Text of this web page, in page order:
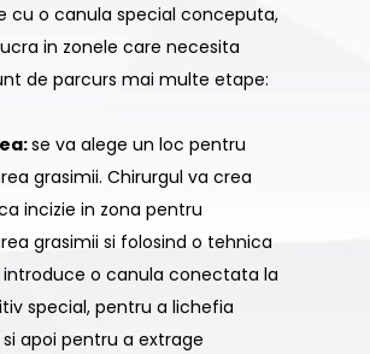
cu o canula special conceputa,
in zonele care necesita
de parcurs mai multe etape:
se va alege un loc pentru
grasimii. Chirurgul va crea
incizie in zona pentru
grasimii si folosind o tehnica
introduce o canula conectata la
special, pentru a lichefia
apoi pentru a extrage